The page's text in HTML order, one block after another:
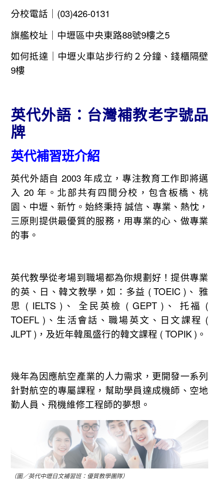
分校電話｜(03)426-0131
旗艦校址｜中壢區中央東路88號9樓之5
如何抵達｜中壢火車站步行約２分鐘、錢櫃隔壁
9樓
英代外語：台灣補教老字號品
牌
英代補習班介紹
英代外語自 2003 年成立，專注教育工作即將邁
入 20 年。北部共有四間分校，包含板橋、桃
園、中壢、新竹。始終秉持 誠信、專業、熱忱，
三原則提供最優質的服務，用專業的心、做專業
的事。
英代教學從考場到職場都為你規劃好！提供專業
的英、日、韓文教學，如：多益 ( TOEIC )、 雅
思 ( IELTS )、 全民英檢 ( GEPT )、 托福 (
TOEFL )、生活會話、職場英文、日文課程 (
JLPT )， 及近年韓風盛行的韓文課程 ( TOPIK )。
幾年為因應航空產業的人力需求，更開發一系列
針對航空的專屬課程，幫助學員達成機師、空地
勤人員、飛機維修工程師的夢想。
（圖／英代中壢日文補習班：優質教學團隊）